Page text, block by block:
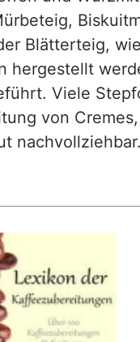
Blätterteig,
hergestellt
Viele
von
nachvollziehbar.